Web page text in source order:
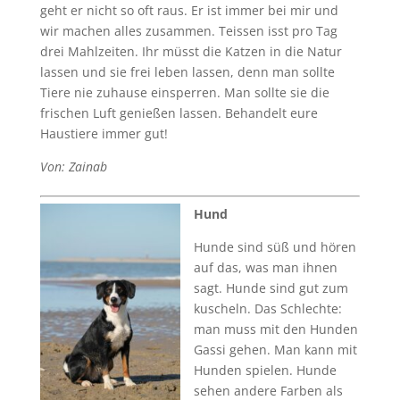
geht er nicht so oft raus. Er ist immer bei mir und
wir machen alles zusammen. Teissen isst pro Tag
drei Mahlzeiten. Ihr müsst die Katzen in die Natur
lassen und sie frei leben lassen, denn man sollte
Tiere nie zuhause einsperren. Man sollte sie die
frischen Luft genießen lassen. Behandelt eure
Haustiere immer gut!
Von: Zainab
Hund
Hunde sind süß und hören
auf das, was man ihnen
sagt. Hunde sind gut zum
kuscheln. Das Schlechte:
man muss mit den Hunden
Gassi gehen. Man kann mit
Hunden spielen. Hunde
sehen andere Farben als